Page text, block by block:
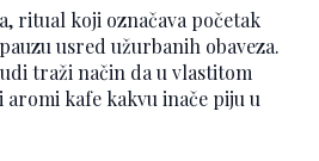
ritual koji označava početak
usred užurbanih obaveza.
traži način da u vlastitom
aromi kafe kakvu inače piju u